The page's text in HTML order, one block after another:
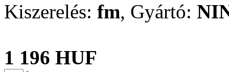
Kiszerelés: fm, Gyártó:
1 196 HUF